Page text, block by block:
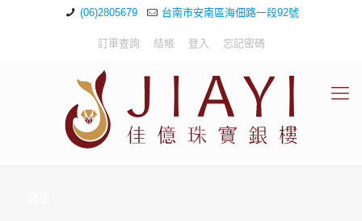
(06)2805679 台南市安南區海佃路一段92號
訂單查詢 結帳 登入 忘記密碼